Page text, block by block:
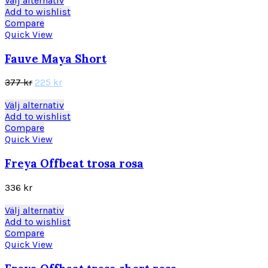
på
produktsidan
408 kr.199 kr.
här
varianter.
De
kan
väljas
på
Add to wishlist
Compare
Quick View
Fauve Maya Short
377kr Det
priset
var:
377 kr.
225 krDet
priset
är:
Välj alternativDen
här
varianter.
kan
väljas
på
Add to wishlist
Compare
Quick View
Freya Offbeat trosa rosa
336 kr
Välj alternativDen
här
Add to wishlist
Compare
Quick View